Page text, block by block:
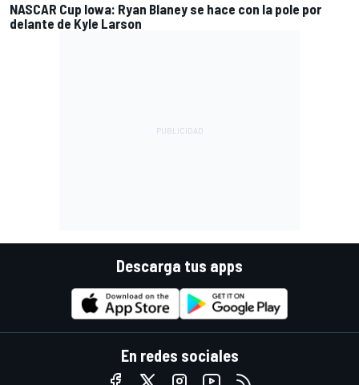
NASCAR Cup Iowa: Ryan Blaney se hace con la pole por
delante de Kyle Larson
Descarga tus apps
En redes sociales